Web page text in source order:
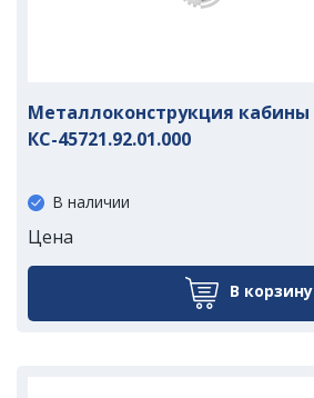
Металлоконструкция кабины
КС-45721.92.01.000
В наличии
Цена
В корзину